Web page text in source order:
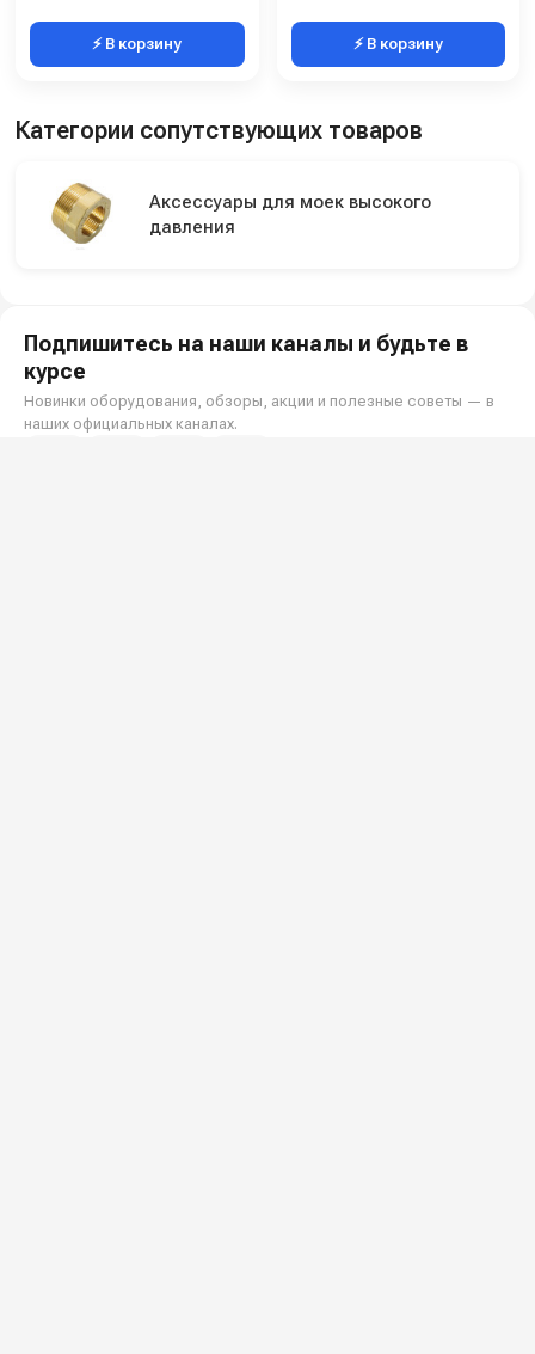
⚡ В корзину ⚡ В корзину
Категории сопутствующих товаров
Аксессуары для моек высокого
давления
Подпишитесь на наши каналы и будьте в
курсе
Новинки оборудования, обзоры, акции и полезные советы — в
наших официальных каналах.